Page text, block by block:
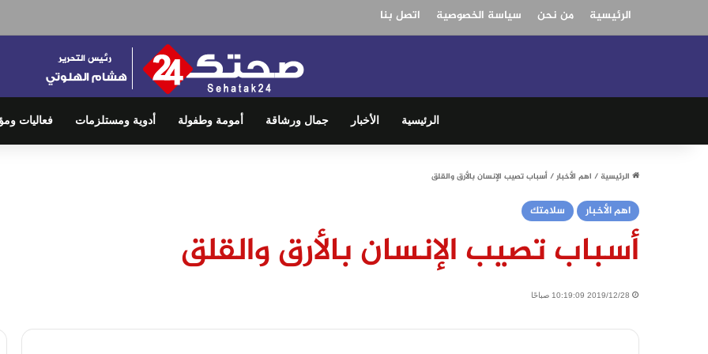
الرئيسية من نحن سياسة الخصوصية اتصل بنا
الرئيسية الأخبار جمال ورشاقة أمومة وطفولة أدوية ومستلزمات فعاليات
الرئيسية/ اهم الأخبار/أسباب تصيب الإنسان بالأرق والقلق
اهم الأخبار سلامتك
أسباب تصيب الإنسان بالأرق والقلق
2019/12/28 10:19:09 صباحًا